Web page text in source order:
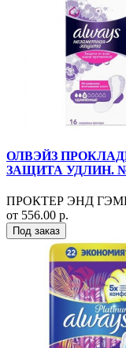
ОЛВЭЙЗ
ЗАЩИТА УДЛИН.
ПРОКТЕР ЭНД
от 556.00 р.
Под заказ